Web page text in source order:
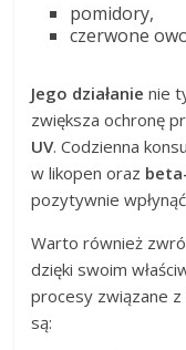
pomidory,
czerwone
Jego działanie nie
zwiększa ochronę
UV. Codzienna
w likopen oraz
pozytywnie
Warto również
dzięki swoim
procesy związane
są: